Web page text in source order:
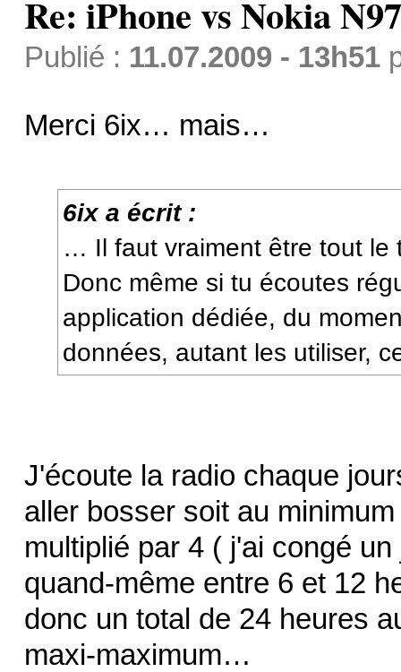
Re: iPhone vs Nokia N97
Publié : 11.07.2009 - 13h51
Merci 6ix… mais…
6ix a écrit :
… Il faut vraiment être tout le
Donc même si tu écoutes
application dédiée, du
données, autant les utiliser,
J'écoute la radio chaque
aller bosser soit au
multiplié par 4 ( j'ai congé
quand-même entre 6 et 12
donc un total de 24 heures
maxi-maximum…